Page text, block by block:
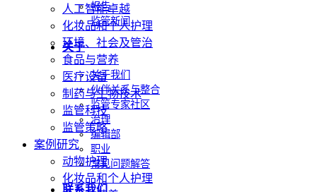
报告
监管新闻
关于
关于我们
伙伴关系与整合
监管专家社区
治理
编辑部
职业
常见问题解答
联系我们
人工智能卓越
化妆品和个人护理
环境、社会及管治
食品与营养
医疗设备
制药与生物技术
监管科技
监管策略
案例研究
动物护理
化妆品和个人护理